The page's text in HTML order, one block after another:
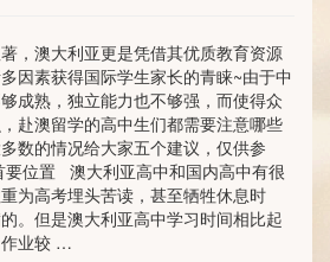
，澳大利亚更是凭借其优质教育资源
因素获得国际学生家长的青睐~由于中
成熟，独立能力也不够强，而使得众
赴澳留学的高中生们都需要注意哪些
数的情况给大家五个建议，仅供参
位置 澳大利亚高中和国内高中有很
为高考埋头苦读，甚至牺牲休息时
。但是澳大利亚高中学习时间相比起
作业较 …